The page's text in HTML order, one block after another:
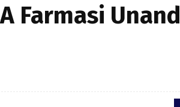
Farmasi Unand